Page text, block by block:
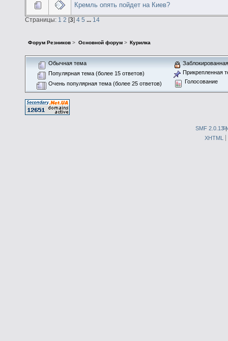
Кремль опять пойдет на Киев?
Страницы: 1 2 [3] 4 5 ... 14
Форум Резников > Основной форум> Курилка
Обычная тема
Популярная тема (более 15 ответов)
Очень популярная тема (более 25 ответов)
Прикрепленная
Голосование
SMF 2.0.13|
XHTML